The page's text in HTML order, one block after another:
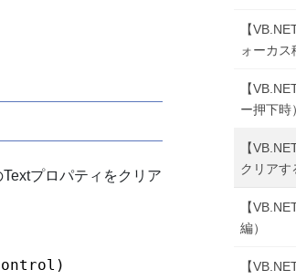
プロパティをクリア
【
ォーカス
【
ー押下時
【
クリアす
【
編）
【